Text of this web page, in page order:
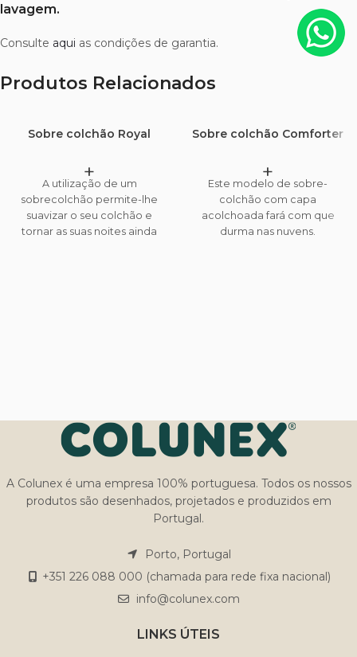
lavagem.
Consulte aqui as condições de garantia.
Produtos Relacionados
Sobre colchão Royal
+
A utilização de um
sobrecolchão permite-lhe
suavizar o seu colchão e
tornar as suas noites ainda
Sobre colchão Comforter
+
Este modelo de sobre-
colchão com capa
acolchoada fará com que
durma nas nuvens.
A Colunex é uma empresa 100% portuguesa. Todos os nossos
produtos são desenhados, projetados e produzidos em
Portugal.
Porto, Portugal
+351 226 088 000 (chamada para rede fixa nacional)
info@colunex.com
LINKS ÚTEIS